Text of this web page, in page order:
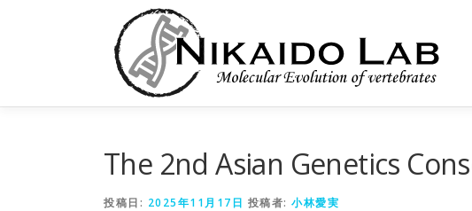
へ
The 2nd Asian Genetics
投稿日: 2025年11月17日 投稿者: 小林愛実